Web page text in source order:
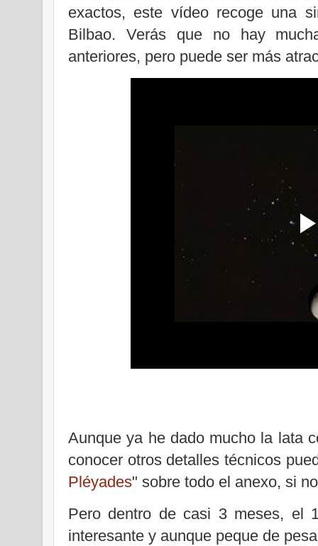
exactos, este vídeo recoge una
Bilbao. Verás que no hay
anteriores, pero puede ser más
Aunque ya he dado mucho la lata
conocer otros detalles técnicos
Pléyades" sobre todo el anexo, si
Pero dentro de casi 3 meses, el
interesante y aunque peque de